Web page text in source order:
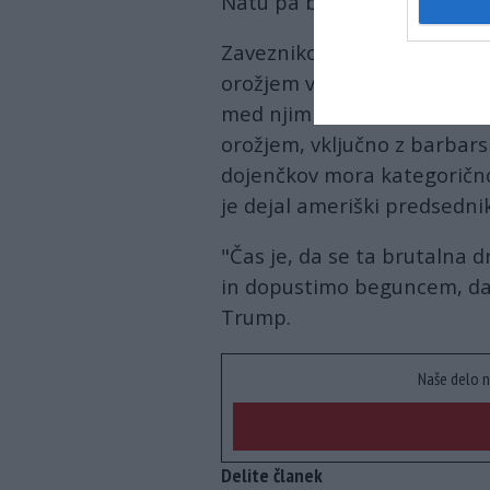
Zaveznikom se je zahvalil
orožjem v sirskem kraju
med njimi številni otroci.
orožjem, vključno z
dojenčkov mora
je dejal ameriški
"Čas je, da se ta brutalna
in dopustimo beguncem,
Trump.
Naše delo
Delite članek